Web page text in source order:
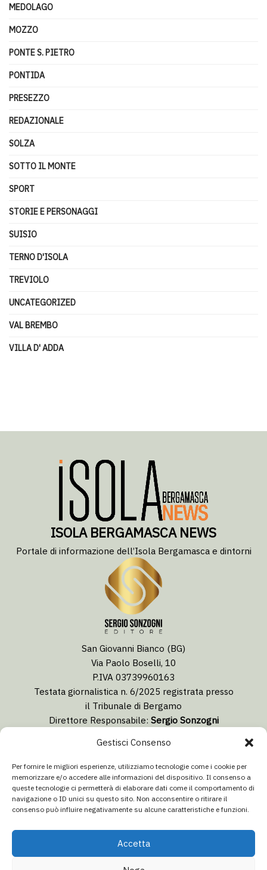
Gestisci Consenso
Per fornire le migliori esperienze, utilizziamo tecnologie come i cookie per
memorizzare e/o accedere alle informazioni del dispositivo. Il consenso a
queste tecnologie ci permetterà di elaborare dati come il comportamento di
navigazione o ID unici su questo sito. Non acconsentire o ritirare il
consenso può influire negativamente su alcune caratteristiche e funzioni.
Accetta
MEDOLAGO
MOZZO
PONTE S. PIETRO
PONTIDA
PRESEZZO
REDAZIONALE
SOLZA
SOTTO IL MONTE
SPORT
STORIE E PERSONAGGI
SUISIO
TERNO D'ISOLA
TREVIOLO
UNCATEGORIZED
VAL BREMBO
VILLA D' ADDA
ISOLA BERGAMASCA NEWS
Portale di informazione dell’Isola Bergamasca e dintorni
San Giovanni Bianco (BG)
Via Paolo Boselli, 10
P.IVA 03739960163
Testata giornalistica n. 6/2025 registrata presso
il Tribunale di Bergamo
Direttore Responsabile: Sergio Sonzogni
redazione@isolabergamascanews.it
info@italiacommunication.com
Telefono: 0345 41834